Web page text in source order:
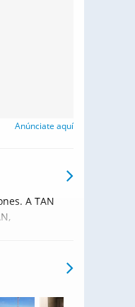
Anúnciate aquí
A TAN
y